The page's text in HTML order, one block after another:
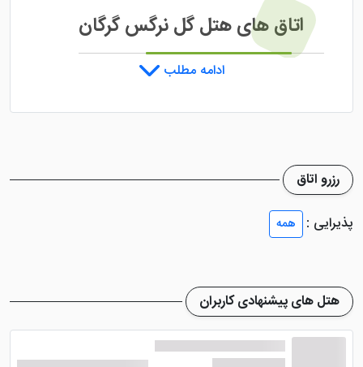
اتاق های هتل گل نرگس گرگان
هتل گل نرگس گرگان
از نظر نظافت اتاق ها بسیار عالی می
تخته می شوند. این اتاق ها از نظر وسعت، متراژ قابل قبولی
در داخل اتاق های این هتل گرگان امکاناتی نظیر مبل،
نهارخوری، آشپزخانه و ... وجود دارد. توجه داشته باشید که
خدمات روم سرویس در این هتل ارائه نمی شود. لازم به ذکر
است چشم انداز پنجره های هتل رو به خیابان بوده و
اینترنت به صورت رایگان هم در دسترس می باشد.
ادامه مطلب
رزرو اتاق
پذیرایی :
همه
هتل های پیشنهادی کاربران